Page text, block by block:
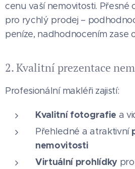
cenu vaší nemovitosti. Přesné
pro rychlý prodej –
peníze, nadhodnocením zase
2. Kvalitní prezentace
Profesionální makléři zajistí:
Kvalitní fotografie a
Přehledné a atraktivní
nemovitosti
Virtuální prohlídkypro